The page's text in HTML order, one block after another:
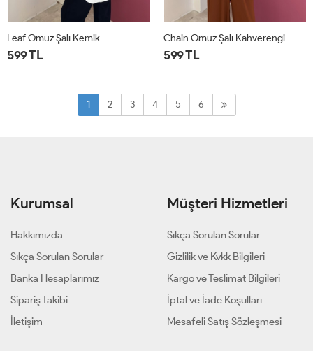
Leaf Omuz Şalı Kemik
599 TL
Chain Omuz Şalı Kahverengi
599 TL
1 2 3 4 5 6
Kurumsal
Hakkımızda
Sıkça Sorulan Sorular
Banka Hesaplarımız
Sipariş Takibi
İletişim
Müşteri Hizmetleri
Sıkça Sorulan Sorular
Gizlilik ve Kvkk Bilgileri
Kargo ve Teslimat Bilgileri
İptal ve İade Koşulları
Mesafeli Satış Sözleşmesi